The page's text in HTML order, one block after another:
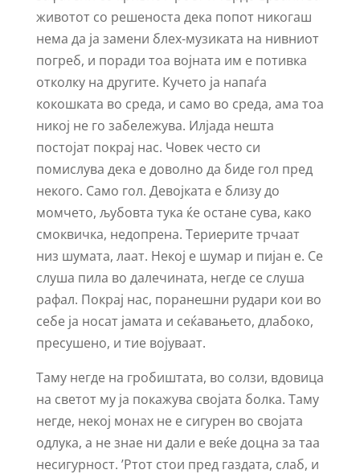
животот со решеноста дека попот никогаш
нема да ја замени блех-музиката на нивниот
погреб, и поради тоа војната им е потивка
отколку на другите. Кучето ја напаѓа
кокошката во среда, и само во среда, ама тоа
никој не го забележува. Илјада нешта
постојат покрај нас. Човек често си
помислува дека е доволно да биде гол пред
некого. Само гол. Девојката е близу до
момчето, љубовта тука ќе остане сува, како
смоквичка, недопрена. Териерите трчаат
низ шумата, лаат. Некој е шумар и пијан е. Се
слуша пила во далечината, негде се слуша
рафал. Покрај нас, поранешни рудари кои во
себе ја носат јамата и сеќавањето, длабоко,
пресушено, и тие војуваат.
Таму негде на гробиштата, во солзи, вдовица
на светот му ја покажува својата болка. Таму
негде, некој монах не е сигурен во својата
одлука, а не знае ни дали е веќе доцна за таа
несигурност. ’Ртот стои пред газдата, слаб, и